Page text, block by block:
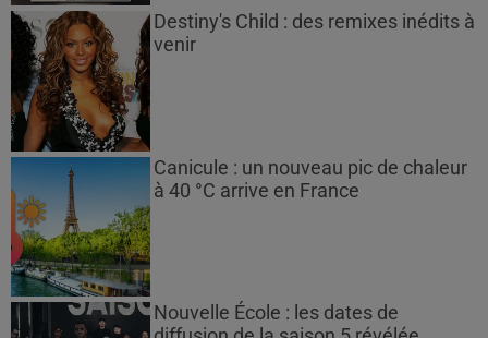
Destiny's Child : des remixes inédits à
venir
Canicule : un nouveau pic de chaleur
à 40 °C arrive en France
Nouvelle École : les dates de